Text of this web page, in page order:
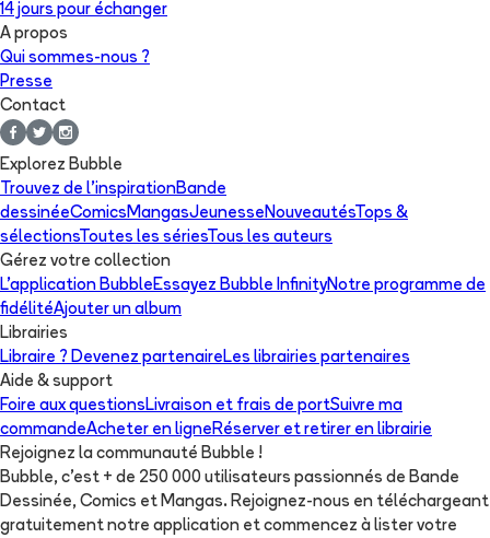
14 jours pour échanger
A propos
Qui sommes-nous ?
Presse
Contact
Explorez Bubble
Trouvez de l'inspirationBande
dessinéeComics MangasJeunesse NouveautésTops &
sélectionsToutes les sériesTous les auteurs
Gérez votre collection
L'application Bubble Essayez Bubble InfinityNotre programme de
fidélitéAjouter un album
Librairies
Libraire ? Devenez partenaire Les librairies partenaires
Aide & support
Foire aux questions Livraison et frais de portSuivre ma
commandeAcheter en ligne Réserver et retirer en librairie
Rejoignez la communauté Bubble !
Bubble, c'est + de 250 000 utilisateurs passionnés de Bande
Dessinée, Comics et Mangas. Rejoignez-nous en téléchargeant
gratuitement notre application et commencez à lister votre